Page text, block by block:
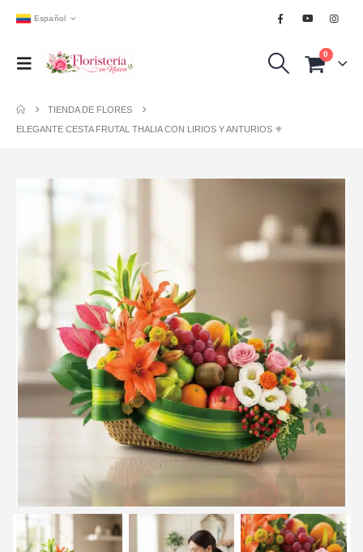
Español
0
TIENDA DE FLORES
ELEGANTE CESTA FRUTAL THALIA CON LIRIOS Y ANTURIOS ⚜️